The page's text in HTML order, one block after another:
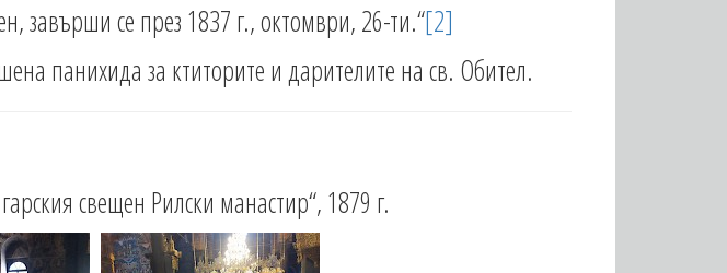
завърши се през 1837 г., октомври, 26-ти.“[2]
панихида за ктиторите и дарителите на св. Обител.
свещен Рилски манастир“, 1879 г.